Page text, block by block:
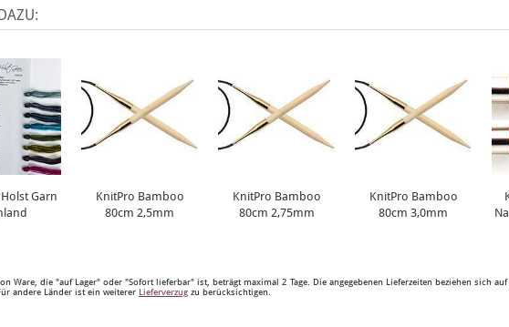
Garn
KnitPro Bamboo
80cm 2,5mm
KnitPro Bamboo
80cm 2,75mm
KnitPro Bamboo
80cm 3,0mm
Ware, die "auf Lager" oder "Sofort lieferbar" ist, beträgt maximal 2 Tage. Die angegebenen Lieferzeiten beziehen sich
andere Länder ist ein weiterer Lieferverzug zu berücksichtigen.